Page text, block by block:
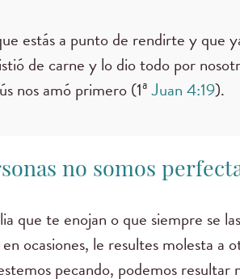
estás a punto de rendirte y que
de carne y lo dio todo por
nos amó primero (1ªJuan 4:19).
no somos
que te enojan o que siempre se
ocasiones, le resultes molesta a
pecando, podemos